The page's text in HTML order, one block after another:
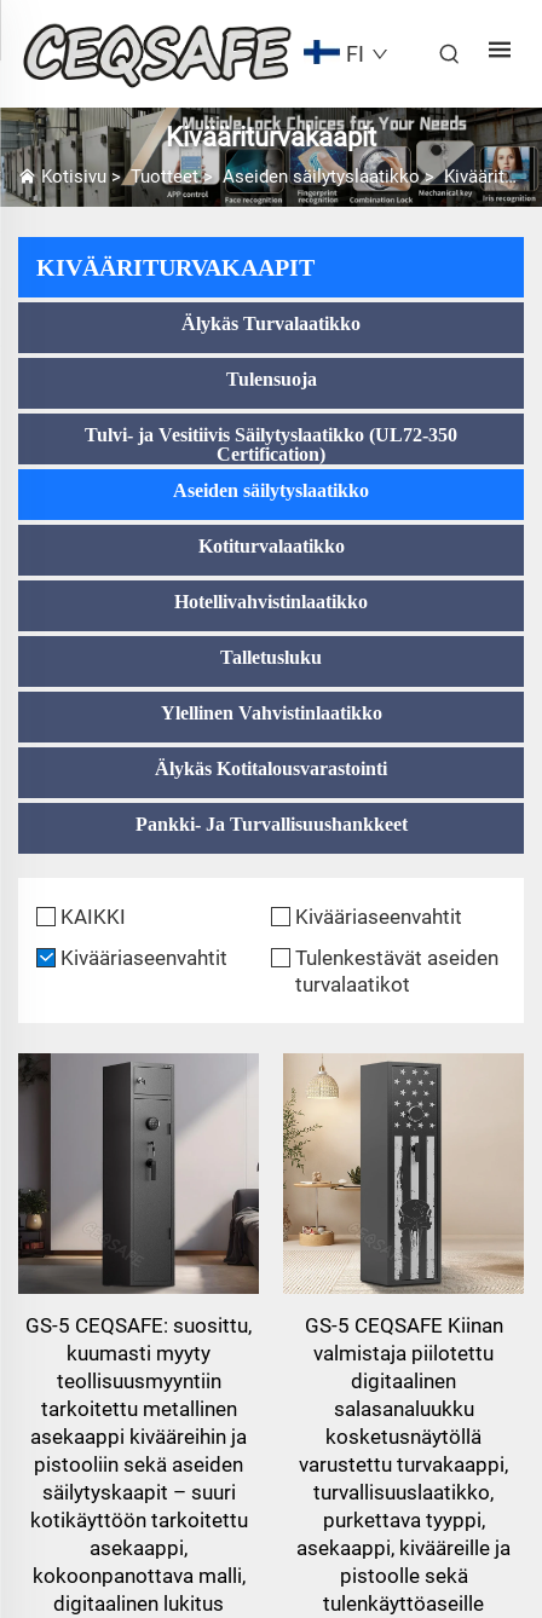
FI
Kivääriturvakaapit
Kotisivu>Tuotteet>Aseiden säilytyslaatikko>Kivääriturvakaapit
KIVÄÄRITURVAKAAPIT
Älykäs Turvalaatikko
Tulensuoja
Tulvi- ja Vesitiivis Säilytyslaatikko (UL72-350
Certification)
Aseiden säilytyslaatikko
Kotiturvalaatikko
Hotellivahvistinlaatikko
Talletusluku
Ylellinen Vahvistinlaatikko
Älykäs Kotitalousvarastointi
Pankki- Ja Turvallisuushankkeet
KAIKKI
Kivääriaseenvahtit
Kivääriaseenvahtit
Tulenkestävät aseiden
turvalaatikot
GS-5 CEQSAFE: suosittu,
kuumasti myyty
teollisuusmyyntiin
tarkoitettu metallinen
asekaappi kivääreihin ja
pistooliin sekä aseiden
säilytyskaapit – suuri
kotikäyttöön tarkoitettu
asekaappi,
kokoonpanottava malli,
digitaalinen lukitus
GS-5 CEQSAFE Kiinan
valmistaja piilotettu
digitaalinen
salasanaluukku
kosketusnäytöllä
varustettu turvakaappi,
turvallisuuslaatikko,
purkettava tyyppi,
asekaappi, kivääreille ja
pistoolle sekä
tulenkäyttöaseille